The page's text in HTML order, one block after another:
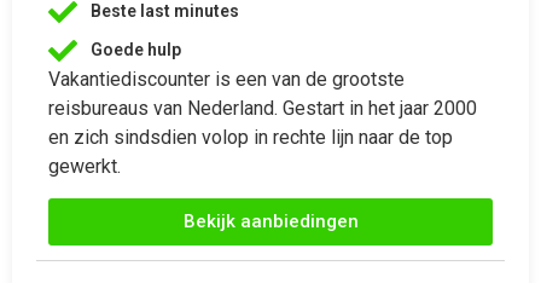
Goede hulp
Vakantiediscounter is een van de grootste
reisbureaus van Nederland. Gestart in het jaar 2000
en zich sindsdien volop in rechte lijn naar de top
gewerkt.